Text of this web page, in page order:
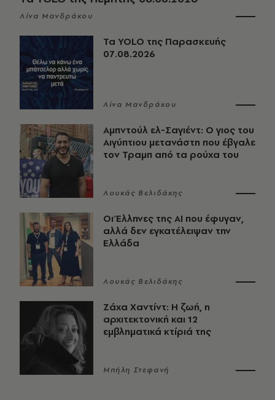
Λίνα Μανδράκου
Τα YOLO της Παρασκευής
07.08.2026
Λίνα Μανδράκου
Αμπντούλ ελ-Σαγιέντ: Ο γιος του
Αιγύπτιου μετανάστη που έβγαλε
τον Τραμπ από τα ρούχα του
Λουκάς Βελιδάκης
Οι Έλληνες της ΑΙ που έφυγαν,
αλλά δεν εγκατέλειψαν την
Ελλάδα
Λουκάς Βελιδάκης
Ζάχα Χαντίντ: Η ζωή, η
αρχιτεκτονική και 12
εμβληματικά κτίριά της
Μπήλη Στεφανή